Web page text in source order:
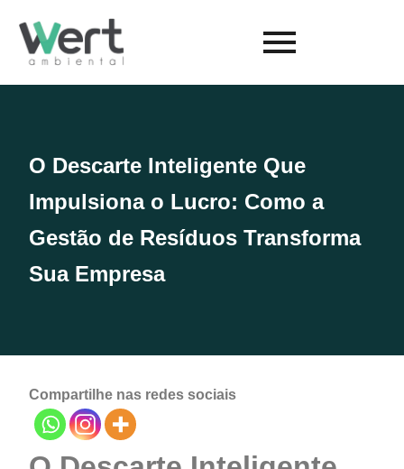
O Descarte Inteligente Que
Impulsiona o Lucro: Como a
Gestão de Resíduos Transforma
Sua Empresa
Compartilhe nas redes sociais